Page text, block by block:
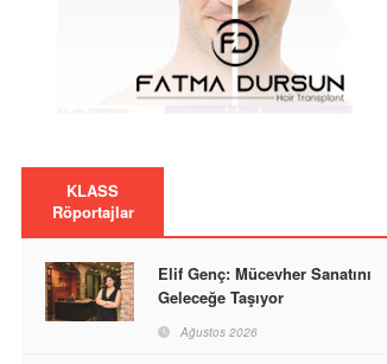
KLASS
Röportajlar
Elif Genç: Mücevher Sanatını
Geleceğe Taşıyor
Ağustos 2026